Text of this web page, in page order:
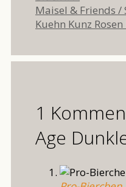
Maisel & Friends
Kuehn Kunz
1
Age